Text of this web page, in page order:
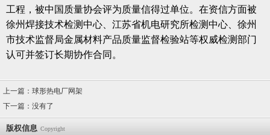
工程，被中国质量协会评为质量信得过单位。在资信方面被
徐州焊接技术检测中心、江苏省机电研究所检测中心、徐州
市技术监督局金属材料产品质量监督检验站等权威检测部门
认可并签订长期协作合同。
上一篇： 球形热电厂网架
下一篇：没有了
版权信息 Copyright